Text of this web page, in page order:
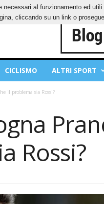
PRIVACY POLICY
CICLISMO ALTRI SPORT
il problema sia Rossi?
Rossi?
al funzionamento ed
cliccando su un link o